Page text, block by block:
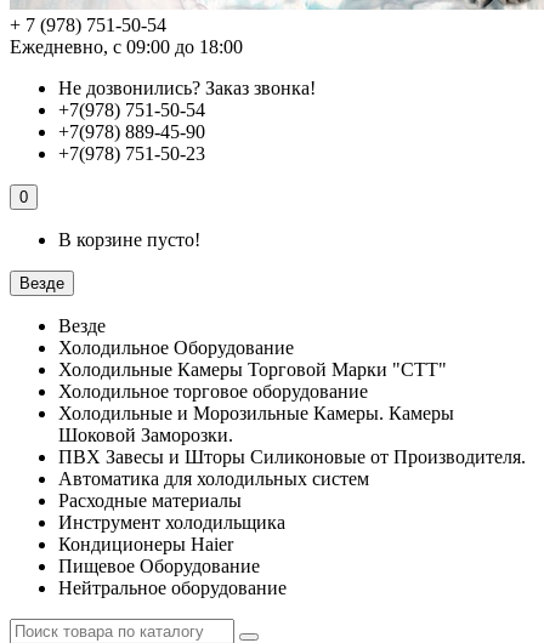
+ 7 (978) 751-50-54
Ежедневно, с 09:00 до 18:00
Не дозвонились? Заказ звонка!
+7(978) 751-50-54
+7(978) 889-45-90
+7(978) 751-50-23
0
В корзине пусто!
Везде
Везде
Холодильное Оборудование
Холодильные Камеры Торговой Марки "СТТ"
Холодильное торговое оборудование
Холодильные и Морозильные Камеры. Камеры
Шоковой Заморозки.
ПВХ Завесы и Шторы Силиконовые от Производителя.
Автоматика для холодильных систем
Расходные материалы
Инструмент холодильщика
Кондиционеры Haier
Пищевое Оборудование
Нейтральное оборудование